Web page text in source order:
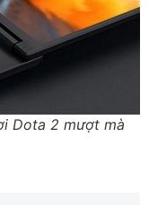
Dota 2 mượt mà